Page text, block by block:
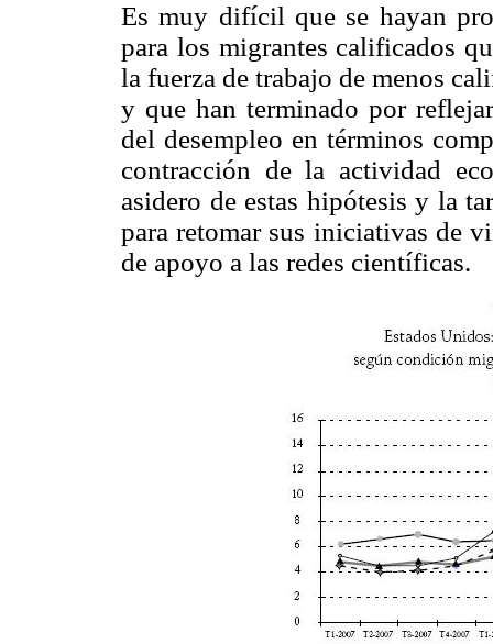
Es muy difícil que se hayan
para los migrantes calificados
la fuerza de trabajo de menos
y que han terminado por
del desempleo en términos
contracción de la actividad
asidero de estas hipótesis y la
para retomar sus iniciativas de
de apoyo a las redes científicas.